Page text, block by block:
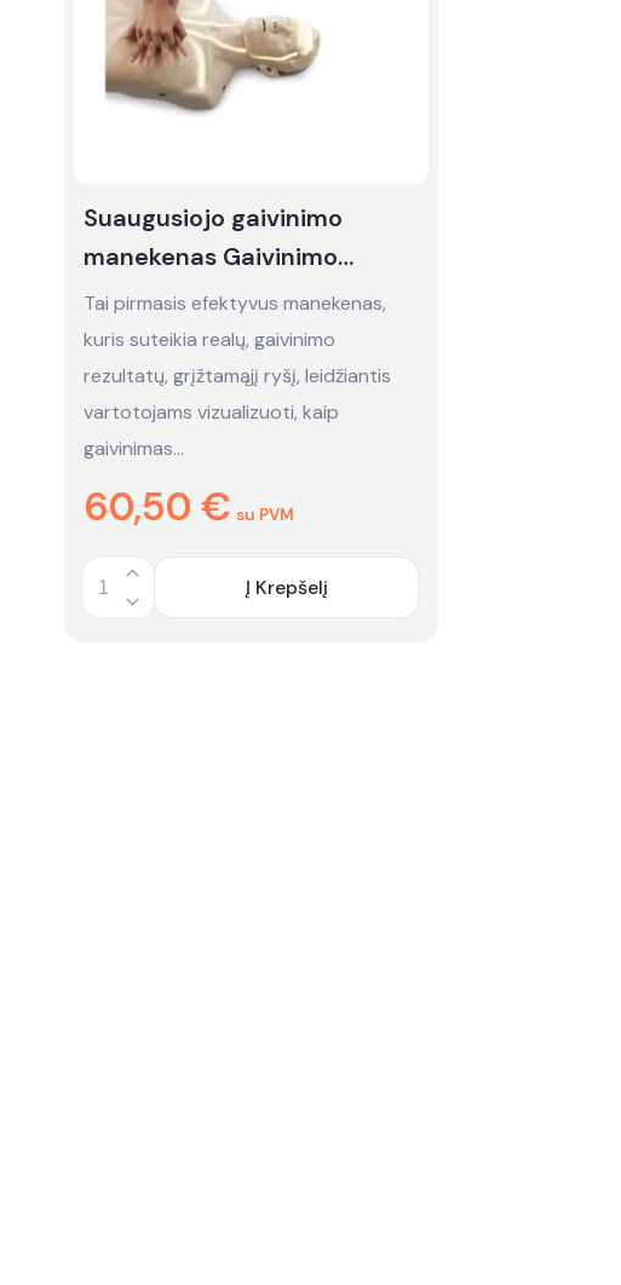
Suaugusiojo gaivinimo
manekenas Gaivinimo
manekenas "Brayden" su
apšvietimu - nuoma
Tai pirmasis efektyvus manekenas,
kuris suteikia realų, gaivinimo
rezultatų, grįžtamąjį ryšį, leidžiantis
vartotojams vizualizuoti, kaip
gaivinimas…
60,50 € su PVM
Quantity Į Krepšelį